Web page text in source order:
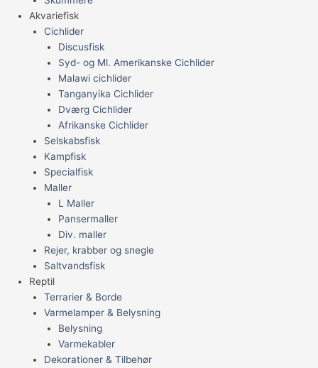
Akvariefisk
Cichlider
Discusfisk
Syd- og Ml. Amerikanske Cichlider
Malawi cichlider
Tanganyika Cichlider
Dværg Cichlider
Afrikanske Cichlider
Selskabsfisk
Kampfisk
Specialfisk
Maller
L Maller
Pansermaller
Div. maller
Rejer, krabber og snegle
Saltvandsfisk
Reptil
Terrarier & Borde
Varmelamper & Belysning
Belysning
Varmekabler
Dekorationer & Tilbehør